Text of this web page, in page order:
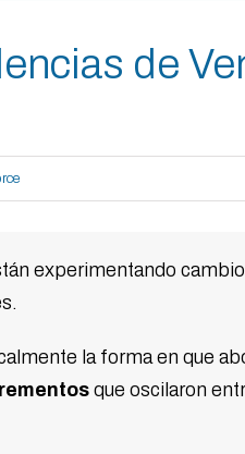
de
experimentando
la forma en que
que oscilaron